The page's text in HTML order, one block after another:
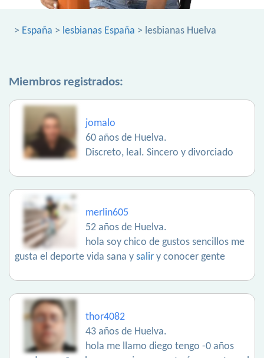
> España > lesbianas España > lesbianas Huelva
Miembros registrados:
jomalo
60 años de Huelva.
Discreto, leal. Sincero y divorciado
merlin605
52 años de Huelva.
hola soy chico de gustos sencillos me
gusta el deporte vida sana y salir y conocer gente
thor4082
43 años de Huelva.
hola me llamo diego tengo -0 años